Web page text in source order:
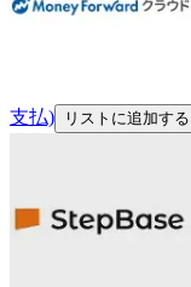
支払)
リストに追加する